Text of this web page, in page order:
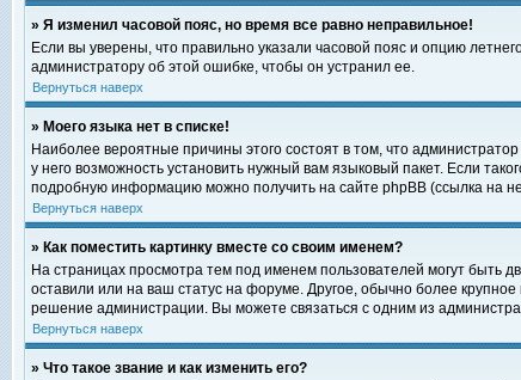
» Я изменил часовой пояс, но время все равно неправильное!
Если вы уверены, что правильно указали часовой пояс и опцию
администратору об этой ошибке, чтобы он устранил ее.
Вернуться наверх
» Моего языка нет в списке!
Наиболее вероятные причины этого состоят в том, что
у него возможность установить нужный вам языковый пакет. Если
подробную информацию можно получить на сайте phpBB (ссылка на
Вернуться наверх
» Как поместить картинку вместе со своим именем?
На страницах просмотра тем под именем пользователей могут быть
оставили или на ваш статус на форуме. Другое, обычно более
решение администрации. Вы можете связаться с одним из
Вернуться наверх
» Что такое звание и как изменить его?